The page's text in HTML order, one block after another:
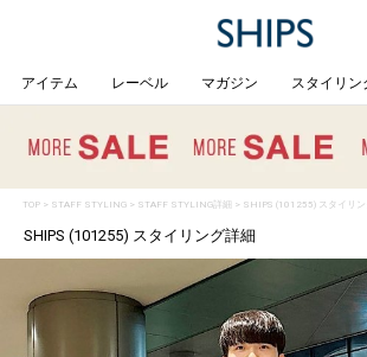
アイテム レーベル マガジン スタイリン
TOP> STAFF STYLING> STAFF STYLING詳細 > SHIPS (101255) スタイリン
SHIPS (101255) スタイリング詳細